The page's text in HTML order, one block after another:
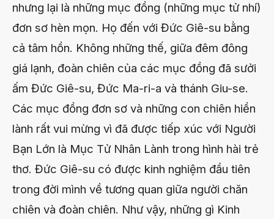
nhưng lại là những mục đồng (những mục tử nhí)
đơn sơ hèn mọn. Họ đến với Đức Giê-su bằng
cả tâm hồn. Không những thế, giữa đêm đông
giá lạnh, đoàn chiên của các mục đồng đã sưởi
ấm Đức Giê-su, Đức Ma-ri-a và thánh Giu-se.
Các mục đồng đơn sơ và những con chiên hiền
lành rất vui mừng vì đã được tiếp xúc với Người
Bạn Lớn là Mục Tử Nhân Lành trong hình hài trẻ
thơ. Đức Giê-su có được kinh nghiệm đầu tiên
trong đời mình về tương quan giữa người chăn
chiên và đoàn chiên. Như vậy, những gì Kinh